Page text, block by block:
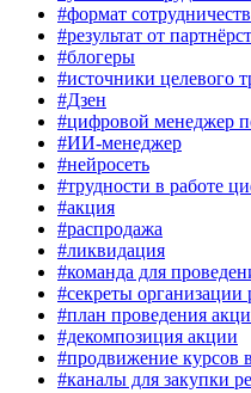
#формат
#результат от
#блогеры
#источники целевого
#Дзен
#цифровой менеджер
#ИИ-менеджер
#нейросеть
#трудности в работе
#акция
#распродажа
#ликвидация
#команда для
#секреты организации
#план проведения
#декомпозиция акции
#продвижение курсов
#каналы для закупки